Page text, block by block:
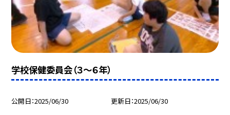
学校保健委員会（３〜６年）
公開日 2025/06/30 更新日 2025/06/30